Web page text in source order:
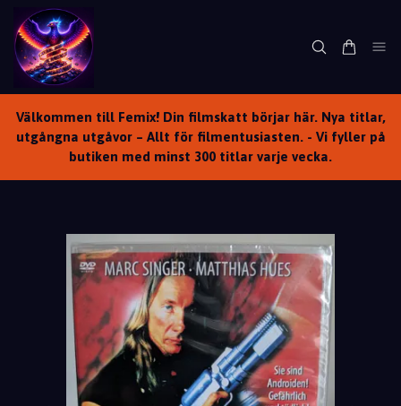
Välkommen till Femix! Din filmskatt börjar här. Nya titlar,
utgångna utgåvor – Allt för filmentusiasten. - Vi fyller på
butiken med minst 300 titlar varje vecka.